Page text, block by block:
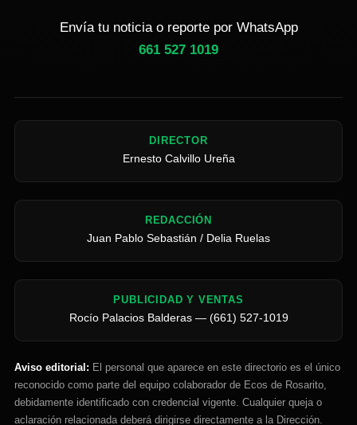
Envía tu noticia o reporte por WhatsApp
661 527 1019
DIRECTOR
Ernesto Calvillo Ureña
REDACCIÓN
Juan Pablo Sebastián / Delia Ruelas
PUBLICIDAD Y VENTAS
Rocío Palacios Balderas — (661) 527-1019
Aviso editorial: El personal que aparece en este directorio es el único
reconocido como parte del equipo colaborador de Ecos de Rosarito,
debidamente identificado con credencial vigente. Cualquier queja o
aclaración relacionada deberá dirigirse directamente a la Dirección.